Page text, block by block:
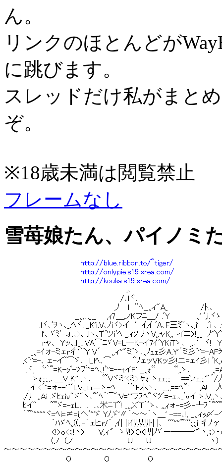
ん。
リンクのほとんどが
に跳びます。
スレッドだけ私がまと
ぞ。
※18歳未満は閲覧禁止
フレームなし
雪苺娘たん、パイノミ